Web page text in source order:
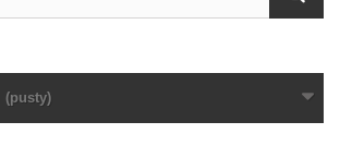
(pusty)